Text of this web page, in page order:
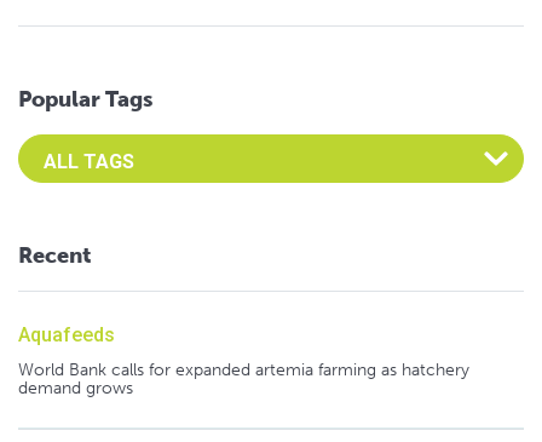
Popular Tags
Select an Advocate Tag to view it's posts
Recent
Aquafeeds
World Bank calls for expanded artemia farming as hatchery
demand grows